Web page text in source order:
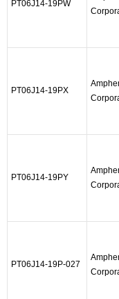
PT06J14-19PW
PT06J14-19PX
PT06J14-19PY
PT06J14-19P-027